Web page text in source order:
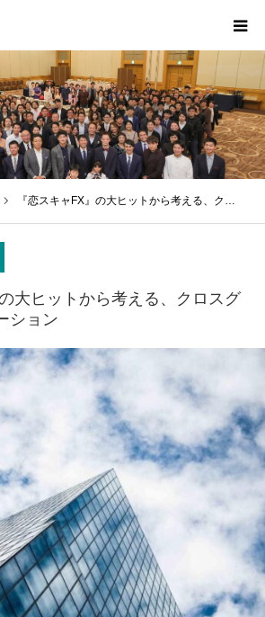
『恋スキャFX』の大ヒットから考える、ク…
大ヒットから考える、クロスグ
ション